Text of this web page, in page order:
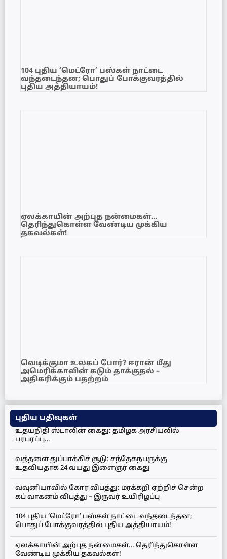
104 புதிய ‘மெட்ரோ’ பஸ்கள் நாட்டை
வந்தடைந்தன; பொதுப் போக்குவரத்தில்
புதிய அத்தியாயம்!
ஏலக்காயின் அற்புத நன்மைகள்…
தெரிந்துகொள்ள வேண்டிய முக்கிய
தகவல்கள்!
வெடிக்குமா உலகப் போர்? ஈரான் மீது
அமெரிக்காவின் கடும் தாக்குதல் –
அதிகரிக்கும் பதற்றம்
புதிய பதிவுகள்
உதயநிதி ஸ்டாலின் கைது: தமிழக அரசியலில்
பரபரப்பு…
வத்தளை துப்பாக்கிச் சூடு: சந்தேகநபருக்கு
உதவியதாக 24 வயது இளைஞர் கைது
வவுனியாவில் கோர விபத்து: மரக்கறி ஏற்றிச் சென்ற
கப் வாகனம் விபத்து – இருவர் உயிரிழப்பு
104 புதிய ‘மெட்ரோ’ பஸ்கள் நாட்டை வந்தடைந்தன;
பொதுப் போக்குவரத்தில் புதிய அத்தியாயம்!
ஏலக்காயின் அற்புத நன்மைகள்… தெரிந்துகொள்ள
வேண்டிய முக்கிய தகவல்கள்!